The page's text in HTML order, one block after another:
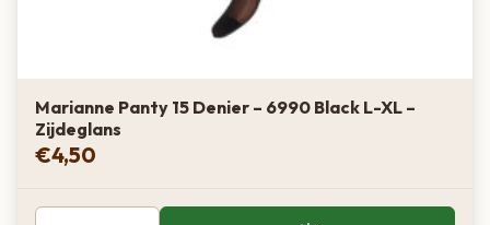
Lichte tot licht-medium huid
Lyon
Licht–medium
Marianne Panty 15 Denier – 6990 Black L-XL –
Zijdeglans
€4,50